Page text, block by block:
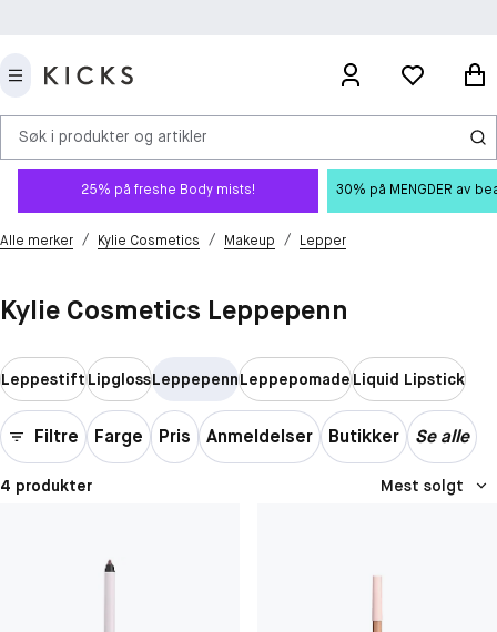
Søk i produkter og artikler
25% på freshe Body mists! 30% på MENGDER av
Alle merker / Kylie Cosmetics / Makeup / Lepper
Kylie Cosmetics Leppepenn
LeppestiftLipglossLeppepennLeppepomadeLiquid Lipstick
Filtre Farge Pris Anmeldelser Butikker Se alle
4 produkter Mest solgt